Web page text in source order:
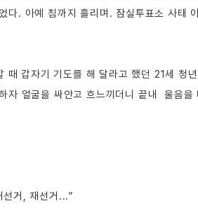
다. 아예 침까지 흘리며. 잠실투표소 사태
갑자기 기도를 해 달라고 했던 21세 청
자 얼굴을 싸안고 흐느끼더니 끝내  울음을
선거, 재선거...”